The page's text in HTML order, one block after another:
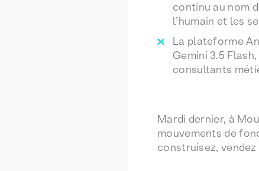
continu au nom
l’humain et les
La plateforme
Gemini 3.5
consultants
Mardi dernier, à
mouvements de
construisez,